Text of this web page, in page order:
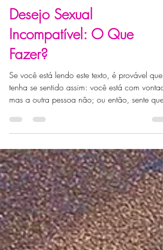
Dicas
Desejo Sexual
Incompatível: O Que
Fazer?
Se você está lendo este texto, é provável que
mas a outra pessoa não; ou então, sente que
está sempre evitando o contato para não dar
"esperanças". Saiba de uma coisa: você não
está sozinho e o seu relacionamento não
quebrou.